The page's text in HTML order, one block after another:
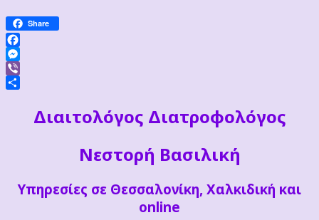
Share
Facebook
Messenger
Viber
Διαιτoλόγος Διατροφολόγος
Νεστορή Βασιλική
Υπηρεσίες σε Θεσσαλονίκη, Χαλκιδική και
online